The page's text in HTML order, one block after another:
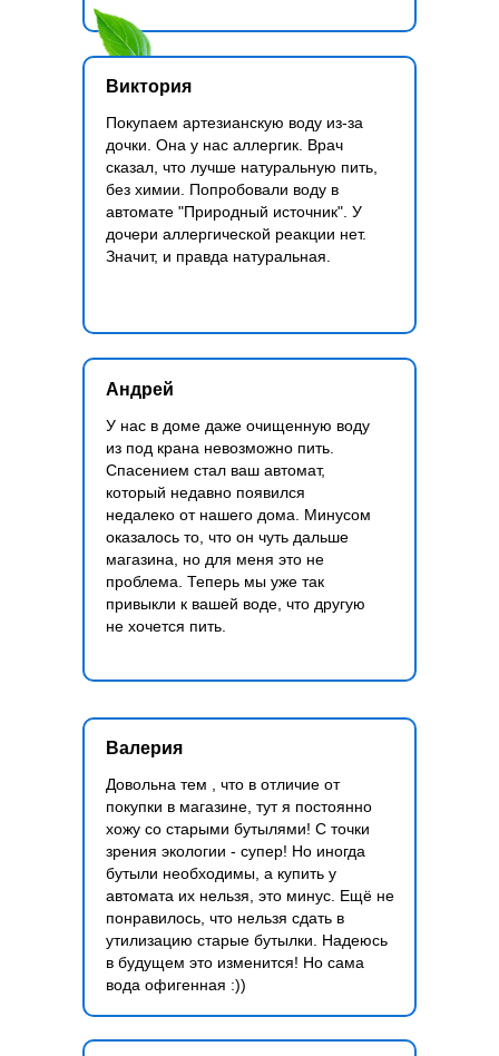
Покупаем артезианскую воду из-за
дочки. Она у нас аллергик. Врач
сказал, что лучше натуральную пить,
без химии. Попробовали воду в
автомате "Природный источник". У
дочери аллергической реакции нет.
Значит, и правда натуральная.
Виктория
У нас в доме даже очищенную воду
из под крана невозможно пить.
Спасением стал ваш автомат,
который недавно появился
недалеко от нашего дома. Минусом
оказалось то, что он чуть дальше
магазина, но для меня это не
проблема. Теперь мы уже так
привыкли к вашей воде, что другую
не хочется пить.
Андрей
Довольна тем , что в отличие от
покупки в магазине, тут я постоянно
хожу со старыми бутылями! С точки
зрения экологии - супер! Но иногда
бутыли необходимы, а купить у
автомата их нельзя, это минус. Ещё не
понравилось, что нельзя сдать в
утилизацию старые бутылки. Надеюсь
в будущем это изменится! Но сама
вода офигенная :))
Валерия